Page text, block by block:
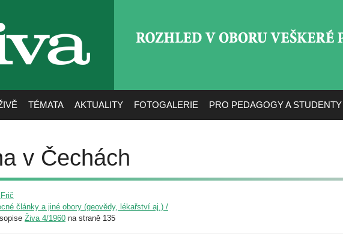
TÉMATA AKTUALITY FOTOGALERIE PRO PEDAGOGY A STUDENTY
v Čechách
články a jiné obory (geovědy, lékařství aj.) /
Živa 4/1960 na straně 135